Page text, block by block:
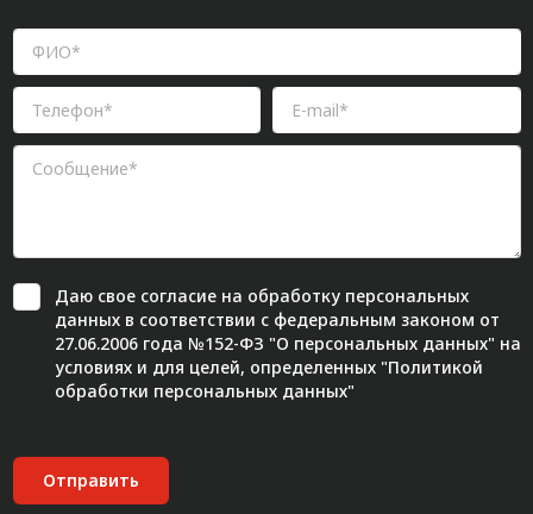
Даю свое согласиена обработку персональных
данных в соответствии с федеральным законом от
27.06.2006 года №152-ФЗ "О персональных данных" на
условиях и для целей, определенных "Политикой
обработки персональных данных"
Отправить